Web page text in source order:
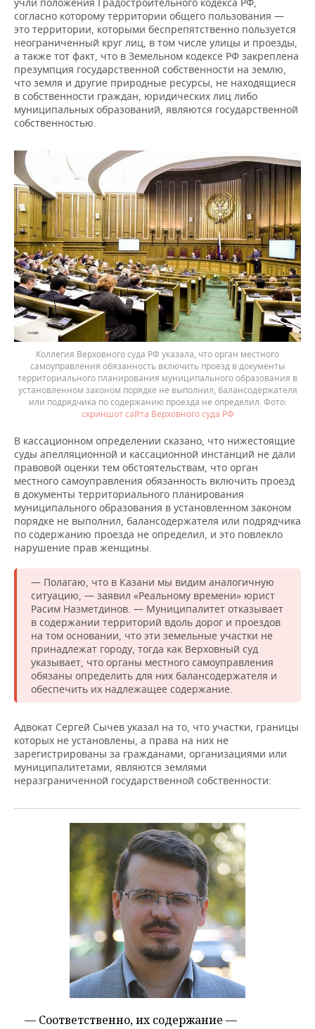
согласно которому территории общего пользования —
это территории, которыми беспрепятственно пользуется
неограниченный круг лиц, в том числе улицы и проезды,
а также тот факт, что в Земельном кодексе РФ закреплена
презумпция государственной собственности на землю,
что земля и другие природные ресурсы, не находящиеся
в собственности граждан, юридических лиц либо
муниципальных образований, являются государственной
собственностью.
Коллегия Верховного суда РФ указала, что орган местного
самоуправления обязанность включить проезд в документы
территориального планирования муниципального образования в
установленном законом порядке не выполнил, балансодержателя
или подрядчика по содержанию проезда не определил.
скриншот сайта Верховного суда РФ
В кассационном определении сказано, что нижестоящие
суды апелляционной и кассационной инстанций не дали
правовой оценки тем обстоятельствам, что орган
местного самоуправления обязанность включить проезд
в документы территориального планирования
муниципального образования в установленном законом
порядке не выполнил, балансодержателя или подрядчика
по содержанию проезда не определил, и это повлекло
нарушение прав женщины.
— Полагаю, что в Казани мы видим аналогичную
ситуацию, — заявил «Реальному времени» юрист
Расим Назметдинов. — Муниципалитет отказывает
в содержании территорий вдоль дорог и проездов
на том основании, что эти земельные участки не
принадлежат городу, тогда как Верховный суд
указывает, что органы местного самоуправления
обязаны определить для них балансодержателя и
обеспечить их надлежащее содержание.
Адвокат Сергей Сычев указал на то, что участки, границы
которых не установлены, а права на них не
зарегистрированы за гражданами, организациями или
муниципалитетами, являются землями
неразграниченной государственной собственности:
— Соответственно, их содержание —